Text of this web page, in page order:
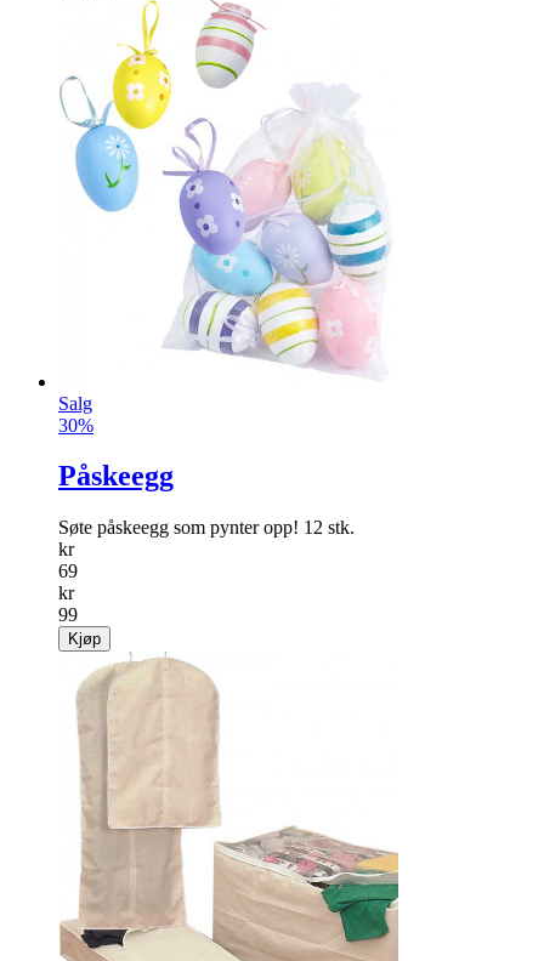
Salg
30%
Påskeegg
Søte påskeegg som pynter opp! 12 stk.
kr
69
kr
99
Kjøp